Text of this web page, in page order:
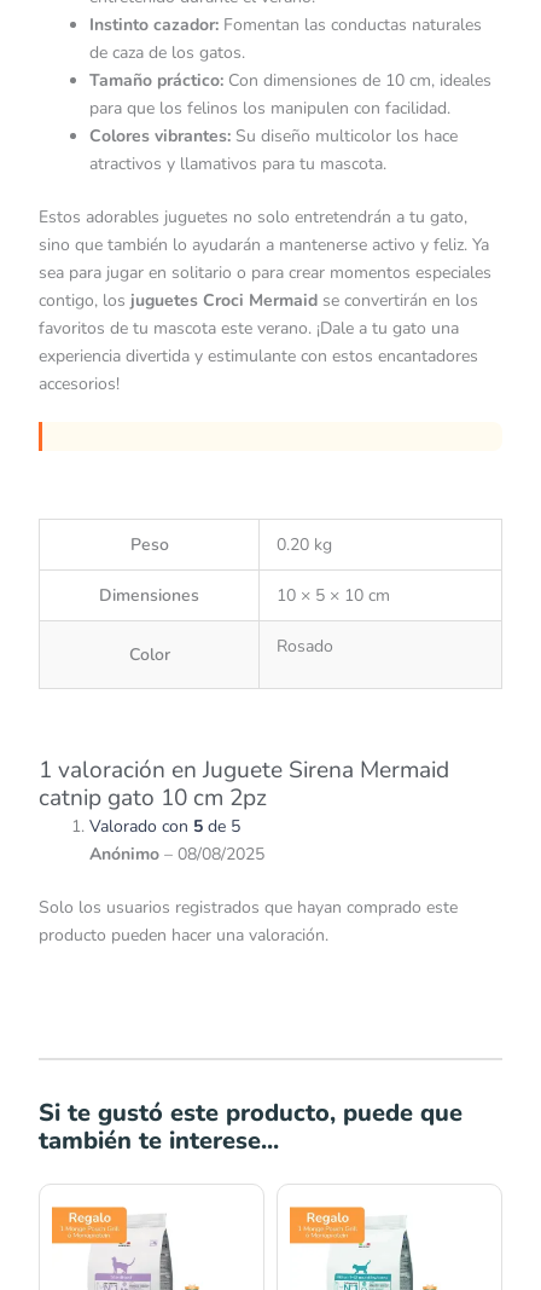
Instinto cazador: Fomentan las conductas naturales
de caza de los gatos.
Tamaño práctico: Con dimensiones de 10 cm, ideales
para que los felinos los manipulen con facilidad.
Colores vibrantes: Su diseño multicolor los hace
atractivos y llamativos para tu mascota.
Estos adorables juguetes no solo entretendrán a tu gato,
sino que también lo ayudarán a mantenerse activo y feliz. Ya
sea para jugar en solitario o para crear momentos especiales
contigo, los juguetes Croci Mermaid se convertirán en los
favoritos de tu mascota este verano. ¡Dale a tu gato una
experiencia divertida y estimulante con estos encantadores
accesorios!
Peso 0.20 kg
Dimensiones 10 × 5 × 10 cm
Color Rosado
1 valoración enJuguete Sirena Mermaid
catnip gato 10 cm 2pz
Valorado con 5 de 5
Anónimo – 08/08/2025
Solo los usuarios registrados que hayan comprado este
producto pueden hacer una valoración.
Si te gustó este producto, puede que
también te interese...
desde
desde